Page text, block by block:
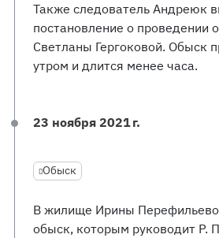
Также следователь Андреюк
постановление о проведении
Светланы Гергоковой. Обыск
утром и длится менее часа.
23 ноября 2021 г.
Обыск
В жилище Ирины
обыск, которым руководит Р.